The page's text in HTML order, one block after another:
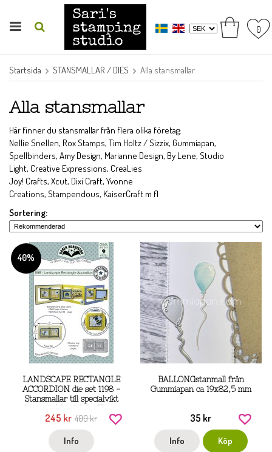
0
Startsida STANSMALLAR / DIES Alla stansmallar
Alla stansmallar
Här finner du stansmallar från flera olika företag:
Nellie Snellen, Rox Stamps, Tim Holtz / Sizzix, Gummiapan,
Spellbinders, Amy Design, Marianne Design, By Lene, Studio
Light, Creative Expressions, CreaLies
Joy! Crafts, Xcut, Dixi Craft, Yvonne
Creations, Stampendous, KaiserCraft m fl
Sortering:
40%
LANDSCAPE RECTANGLE
ACCORDION die set 1198 -
Stansmallar till specialvikt
Burniston
245 kr 409 kr
Info
BALLONGstanmall från
Gummiapan ca 19x82,5 mm
35 kr
Info Köp